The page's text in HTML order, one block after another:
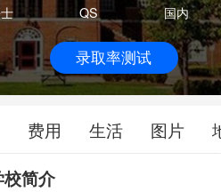
QS 国内
录取率测试
费用 生活 图片
校简介